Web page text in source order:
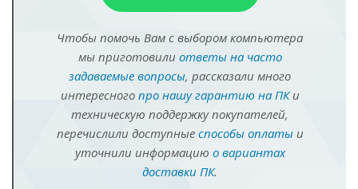
Чтобы помочь Вам с выбором компьютера
мы приготовили ответы на часто
задаваемые вопросы, рассказали много
интересного про нашу гарантию на ПКи
техническую поддержку покупателей,
перечислили доступные способы оплатыи
уточнили информацию о вариантах
доставки ПК.